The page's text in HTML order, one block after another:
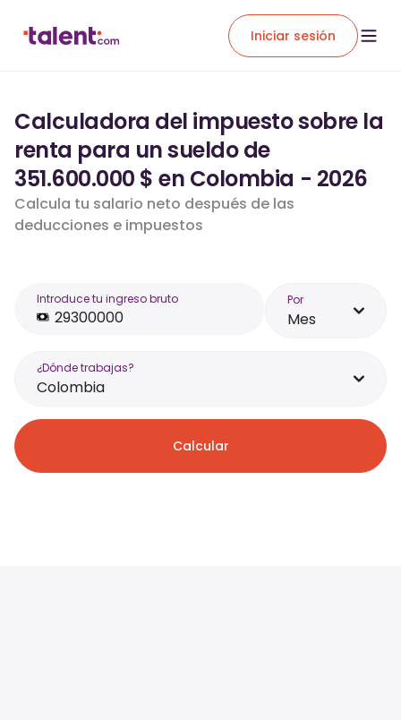
Iniciar sesión
Calculadora del impuesto sobre la
renta para un sueldo de
351.600.000 $ en Colombia - 2026
Calcula tu salario neto después de las
deducciones e impuestos
Introduce tu ingreso bruto Por
Mes
¿Dónde trabajas?
Colombia
Calcular